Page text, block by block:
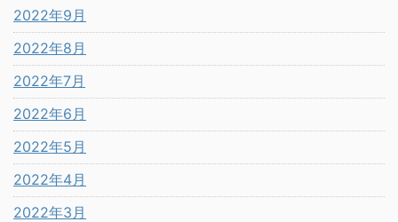
2022年9月
2022年8月
2022年7月
2022年6月
2022年5月
2022年4月
2022年3月